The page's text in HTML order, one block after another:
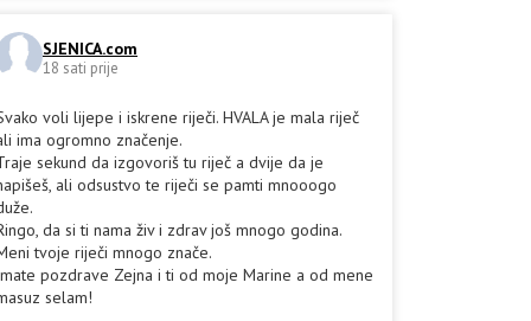
SJENICA.com
18 sati prije
voli lijepe i iskrene riječi. HVALA je mala riječ
ima ogromno značenje.
sekund da izgovoriš tu riječ a dvije da je
ali odsustvo te riječi se pamti mnooogo
da si ti nama živ i zdrav još mnogo godina.
tvoje riječi mnogo znače.
pozdrave Zejna i ti od moje Marine a od mene
selam!